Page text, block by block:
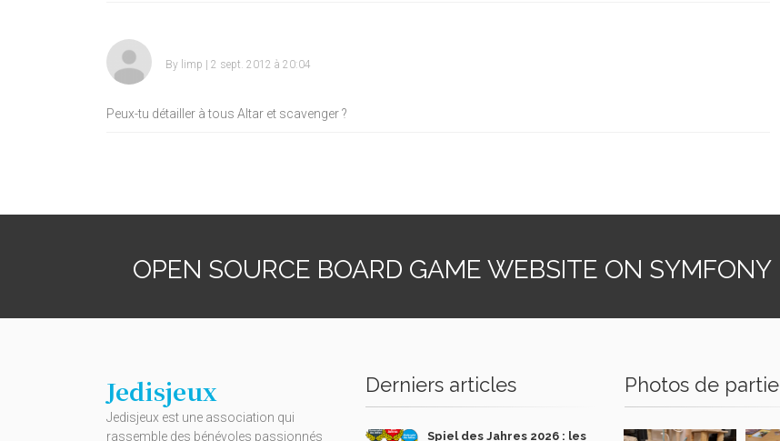
By limp | 2 sept. 2012 à 20:04
Peux-tu détailler à tous Altar et scavenger ?
OPEN SOURCE BOARD GAME WEBSITE ON SYMFONY
Jedisjeux
Jedisjeux est une association qui
rassemble des bénévoles passionnés
Derniers articles
Spiel des Jahres 2026 : les
Photos de partie